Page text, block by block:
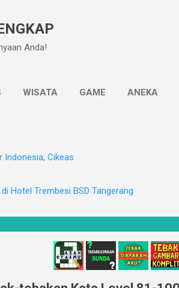
Anda!
WISATA GAME ANEKA
Indonesia, Cikeas
Hotel Trembesi BSD Tangerang